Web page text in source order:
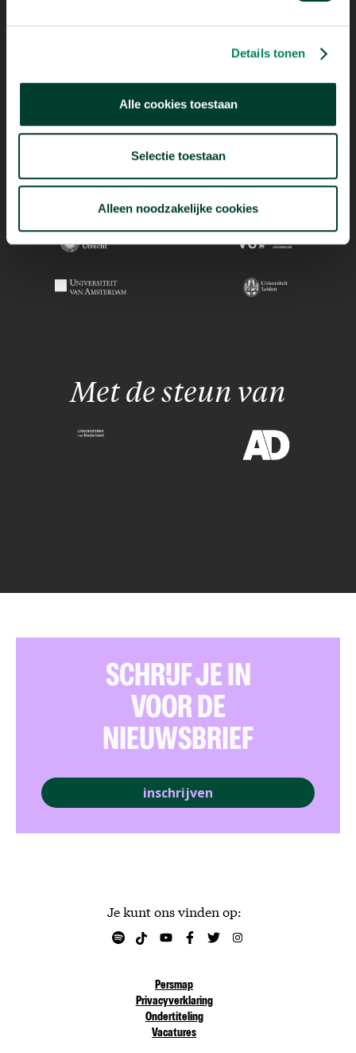
Details tonen
Alle cookies toestaan
Selectie toestaan
Alleen noodzakelijke cookies
Met de steun van
Je kunt ons vinden op:
Persmap
Privacyverklaring
Ondertiteling
Vacatures
SCHRIJF JE IN
VOOR DE
NIEUWSBRIEF
inschrijven